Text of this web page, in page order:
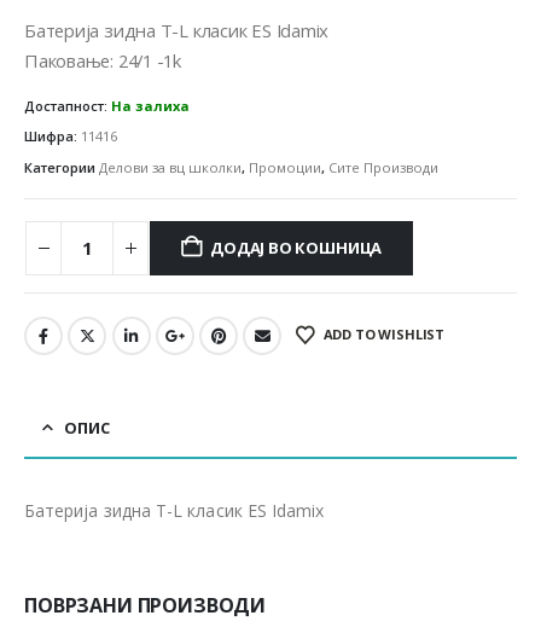
was:
780.00 ден.
is:
Батерија зидна T-L класик ES Idamix
Паковање: 24/1 -1k
Достапност: На залиха
Шифра: 11416
Категории Делови за вц школки, Промоции, Сите Производи
ДОДАЈ ВО КОШНИЦА
ADD TO WISHLIST
ОПИС
Батерија зидна T-L класик ES Idamix
ПОВРЗАНИ ПРОИЗВОДИ